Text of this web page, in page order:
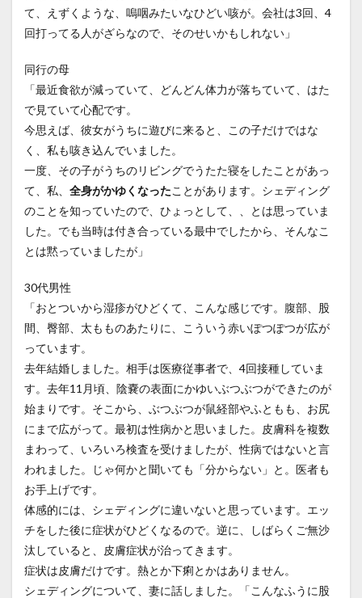
て、えずくような、嗚咽みたいなひどい咳が。会社は3回、4
回打ってる人がざらなので、そのせいかもしれない」
同行の母
「最近食欲が減っていて、どんどん体力が落ちていて、はた
で見ていて心配です。
今思えば、彼女がうちに遊びに来ると、この子だけではな
く、私も咳き込んでいました。
一度、その子がうちのリビングでうたた寝をしたことがあっ
て、私、 全身がかゆくなったことがあります。シェディング
のことを知っていたので、ひょっとして、、とは思っていま
した。でも当時は付き合っている最中でしたから、そんなこ
とは黙っていましたが」
30代男性
「おとついから湿疹がひどくて、こんな感じです。腹部、股
間、臀部、太もものあたりに、こういう赤いぽつぽつが広が
っています。
去年結婚しました。相手は医療従事者で、4回接種していま
す。去年11月頃、陰嚢の表面にかゆいぶつぶつができたのが
始まりです。そこから、ぶつぶつが鼠経部やふともも、お尻
にまで広がって。最初は性病かと思いました。皮膚科を複数
まわって、いろいろ検査を受けましたが、性病ではないと言
われました。じゃ何かと聞いても「分からない」と。医者も
お手上げです。
体感的には、シェディングに違いないと思っています。エッ
チをした後に症状がひどくなるので。逆に、しばらくご無沙
汰していると、皮膚症状が治ってきます。
症状は皮膚だけです。熱とか下痢とかはありません。
シェディングについて、妻に話しました。「こんなふうに股